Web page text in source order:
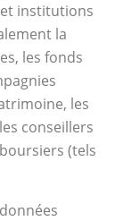
institutions
la
les fonds
les
conseillers
(tels